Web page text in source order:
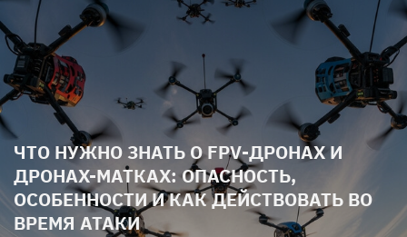
ЧТО НУЖНО ЗНАТЬ О FPV-ДРОНАХ И
ДРОНАХ-МАТКАХ: ОПАСНОСТЬ,
ОСОБЕННОСТИ И КАК ДЕЙСТВОВАТЬ ВО
ВРЕМЯ АТАКИ